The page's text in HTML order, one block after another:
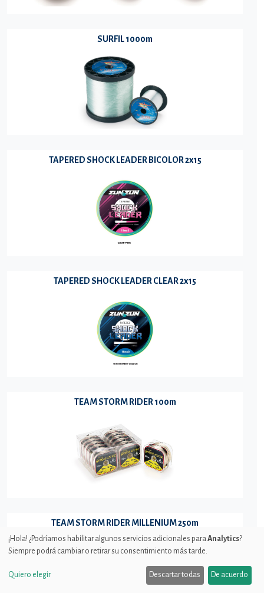
SURFIL 1000m
TAPERED SHOCK LEADER BICOLOR 2x15
TAPERED SHOCK LEADER CLEAR 2x15
TEAM STORM RIDER 100m
TEAM STORM RIDER MILLENIUM 250m
¡Hola! ¿Podríamos habilitar algunos servicios adicionales paraAnalytics?
Siempre podrá cambiar o retirar su consentimiento más tarde.
Quiero elegir Descartar todas De acuerdo